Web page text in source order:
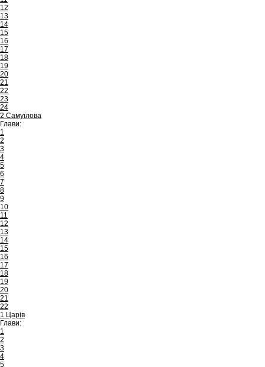
12
13
14
15
16
17
18
19
20
21
22
23
24
2 Самуїлова
Глави:
1
2
3
4
5
6
7
8
9
10
11
12
13
14
15
16
17
18
19
20
21
22
1 Царів
Глави:
1
2
3
4
5